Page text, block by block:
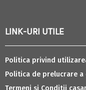
LINK-URI UTILE
Politica privind
Politica de prelucrare
Termeni si Conditii